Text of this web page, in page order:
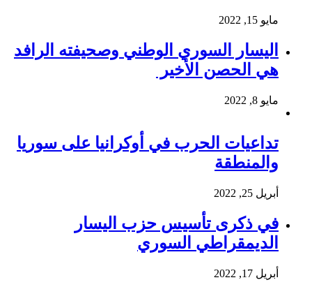
مايو 15, 2022
اليسار السوري الوطني وصحيفته الرافد
هي الحصن الأخير
مايو 8, 2022
تداعيات الحرب في أوكرانيا على سوريا
والمنطقة
أبريل 25, 2022
في ذكرى تأسيس حزب اليسار
الديمقراطي السوري
أبريل 17, 2022